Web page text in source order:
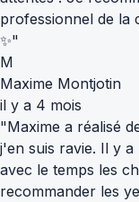
professionnel de la
✨"
M
Maxime Montjotin
il y a 4 mois
"Maxime a réalisé
j'en suis ravie. Il y
avec le temps les
recommander les